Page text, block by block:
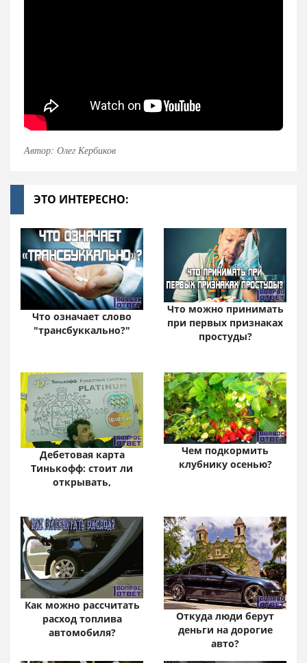
Автор: Олег Кербиков
ЭТО ИНТЕРЕСНО:
Что означает слово
"трансбуккально?"
Что можно принимать
при первых признаках
простуды?
Дебетовая карта
Тинькофф: стоит ли
открывать,
Чем подкормить
клубнику осенью?
Как можно рассчитать
расход топлива
автомобиля?
Откуда люди берут
деньги на дорогие
авто?